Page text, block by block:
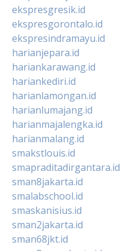
ekspresgresik.id
ekspresgorontalo.id
ekspresindramayu.id
harianjepara.id
hariankarawang.id
hariankediri.id
harianlamongan.id
harianlumajang.id
harianmajalengka.id
harianmalang.id
smakstlouis.id
smapraditadirgantara.id
sman8jakarta.id
smalabschool.id
smaskanisius.id
sman2jakarta.id
sman68jkt.id